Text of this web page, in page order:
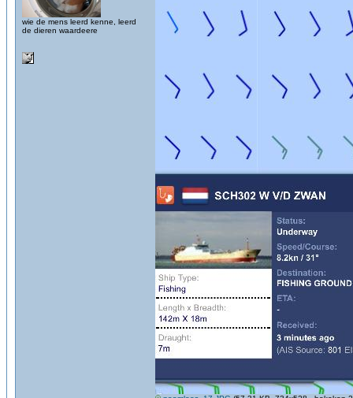
wie de mens leerd kenne, leerd
de dieren waardeere